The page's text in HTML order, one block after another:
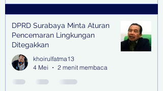
DPRD Surabaya Minta Aturan
Pencemaran Lingkungan
Ditegakkan
khoirulfatma13
4 Mei
2 menit membaca